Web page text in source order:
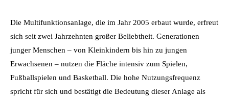
Die Multifunktionsanlage, die im Jahr 2005 erbaut wurde, erfreut
sich seit zwei Jahrzehnten großer Beliebtheit. Generationen
junger Menschen – von Kleinkindern bis hin zu jungen
Erwachsenen – nutzen die Fläche intensiv zum Spielen,
Fußballspielen und Basketball. Die hohe Nutzungsfrequenz
spricht für sich und bestätigt die Bedeutung dieser Anlage als